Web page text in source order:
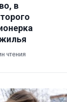
в
чтения